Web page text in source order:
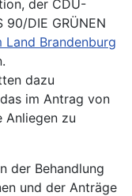
der CDU-
DIE GRÜNEN
Land Brandenburg
dazu
im Antrag von
Anliegen zu
der Behandlung
und der Anträge